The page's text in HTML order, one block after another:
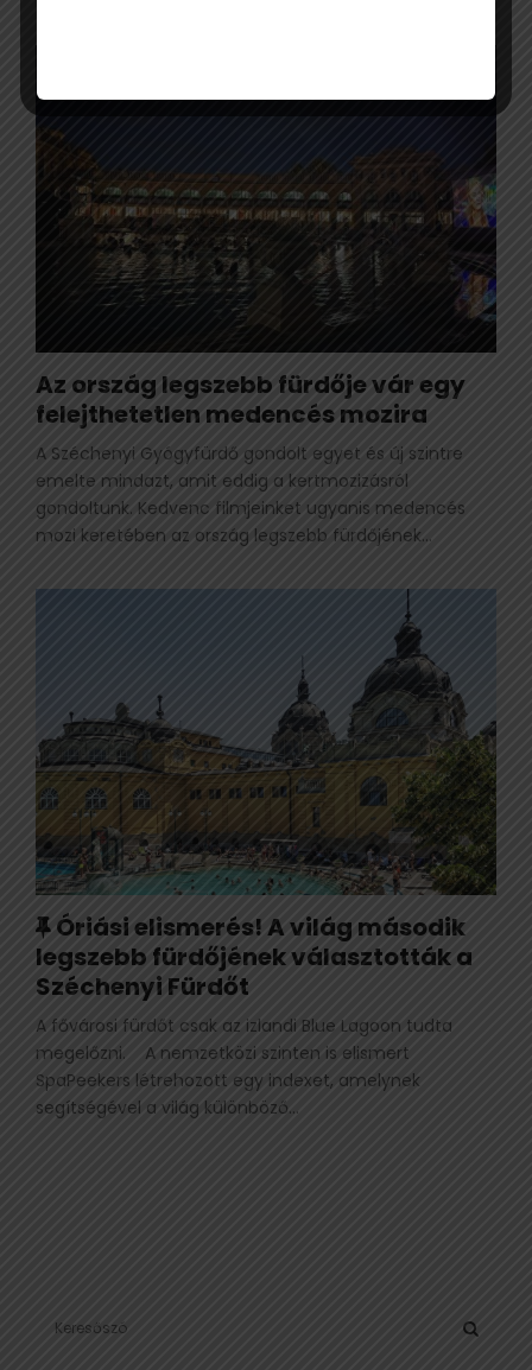
Az ország legszebb fürdője vár egy
felejthetetlen medencés mozira
A Széchenyi Gyógyfürdő gondolt egyet és új szintre
emelte mindazt, amit eddig a kertmozizásról
gondoltunk. Kedvenc filmjeinket ugyanis medencés
mozi keretében az ország legszebb fürdőjének...
K
a
p
c
s
o
l
Óriási elismerés! A világ második
legszebb fürdőjének választották a
Széchenyi Fürdőt
A fővárosi fürdőt csak az izlandi Blue Lagoon tudta
megelőzni. A nemzetközi szinten is elismert
SpaPeekers létrehozott egy indexet, amelynek
segítségével a világ különböző...